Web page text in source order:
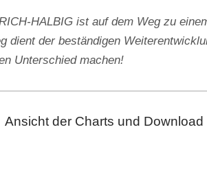
HALBIG ist auf dem Weg zu
dient der beständigen
Unterschied machen!
Ansicht der Charts und Download